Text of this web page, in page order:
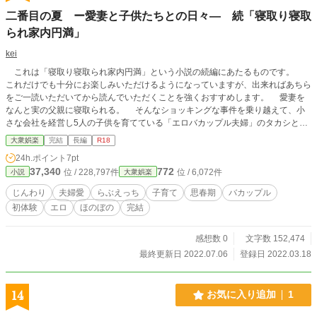
二番目の夏 ー愛妻と子供たちとの日々— 続「寝取り寝取
られ家内円満」
kei
これは「寝取り寝取られ家内円満」という小説の続編にあたるものです。
これだけでも十分にお楽しみいただけるようになっていますが、出来ればあちら
をご一読いただいてから読んでいただくことを強くおすすめします。 愛妻を
なんと実の父親に寝取られる。 そんなショッキングな事件を乗り越えて、小
さな会社を経営し5人の子供を育てている「エロバカップル夫婦」のタカシとマ
ユ。 お気楽極楽なエロ夫婦生活を楽しむ一方、ユニークな子供たちは次々に
問題を起し、愛し合う二人にもビジネスの荒波が押し寄せてきます。 そして
最大の危機が二人に訪れる。 果たして夫婦は、家族は、この危機を乗り越え
ることが出来るだろうか。 これは、結婚し社会で揉まれながら子育てに奮
闘する、「かつては子供だった大人」の話です。
大衆娯楽 完結 長編 R18
24h.ポイント 7pt
小説 37,340 位 / 228,797件 大衆娯楽 772 位 / 6,072件
じんわり 夫婦愛 らぶえっち 子育て 思春期
バカップル
初体験
エロ ほのぼの 完結
感想数 0
文字数 152,474
最終更新日 2022.07.06
登録日 2022.03.18
14 お気に入り追加 1